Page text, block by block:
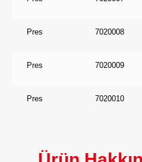
Pres 7020008
Pres 7020009
Pres 7020010